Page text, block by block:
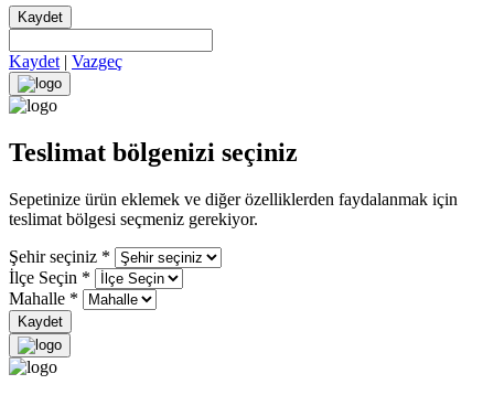
Kaydet
Kaydet | Vazgeç
Teslimat bölgenizi seçiniz
Sepetinize ürün eklemek ve diğer özelliklerden faydalanmak için
teslimat bölgesi seçmeniz gerekiyor.
Şehir seçiniz *
İlçe Seçin *
Mahalle *
Kaydet